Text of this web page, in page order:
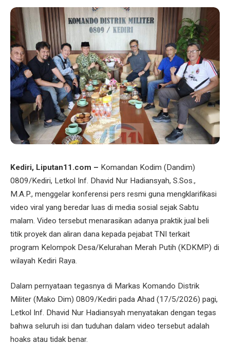
Kediri, Liputan11.com – Komandan Kodim (Dandim)
0809/Kediri, Letkol Inf. Dhavid Nur Hadiansyah, S.Sos.,
M.A.P., menggelar konferensi pers resmi guna mengklarifikasi
video viral yang beredar luas di media sosial sejak Sabtu
malam. Video tersebut menarasikan adanya praktik jual beli
titik proyek dan aliran dana kepada pejabat TNI terkait
program Kelompok Desa/Kelurahan Merah Putih (KDKMP) di
wilayah Kediri Raya.
​Dalam pernyataan tegasnya di Markas Komando Distrik
Militer (Mako Dim) 0809/Kediri pada Ahad (17/5/2026) pagi,
Letkol Inf. Dhavid Nur Hadiansyah menyatakan dengan tegas
bahwa seluruh isi dan tuduhan dalam video tersebut adalah
hoaks atau tidak benar.